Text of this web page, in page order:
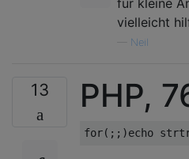
für kleine
vielleicht
Neil
13 PHP,
for(;;)echo